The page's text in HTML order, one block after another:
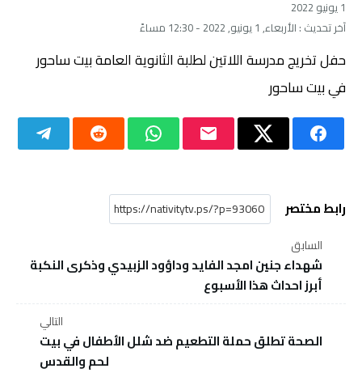
1 يونيو 2022
آخر تحديث : الأربعاء, 1 يونيو, 2022 - 12:30 مساءً
حفل تخريج مدرسة اللاتين لطلبة الثانوية العامة بيت ساحور
في بيت ساحور
رابط مختصر
السابق
شهداء جنين امجد الفايد وداؤود الزبيدي وذكرى النكبة
أبرز احداث هذا الأسبوع
التالي
الصحة تطلق حملة التطعيم ضد شلل الأطفال في بيت
لحم والقدس